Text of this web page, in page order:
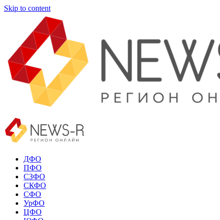
Skip to content
ДФО
ПФО
СЗФО
СКФО
СФО
УрФО
ЦФО